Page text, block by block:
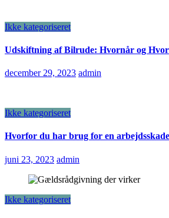
Ikke kategoriseret
Udskiftning af Bilrude: Hvornår og
december 29, 2023 admin
Ikke kategoriseret
Hvorfor du har brug for en
juni 23, 2023 admin
Ikke kategoriseret